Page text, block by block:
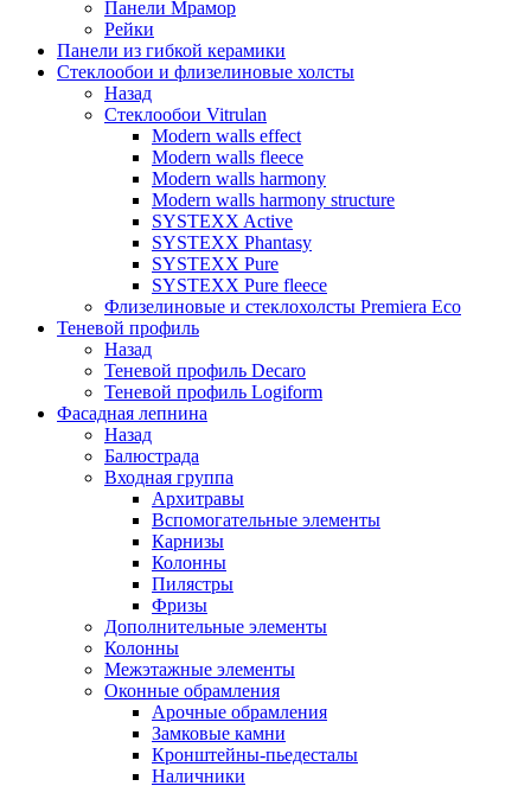
Панели Мрамор
Рейки
Панели из гибкой керамики
Стеклообои и флизелиновые холсты
Назад
Стеклообои Vitrulan
Modern walls effect
Modern walls fleece
Modern walls harmony
Modern walls harmony structure
SYSTEXX Active
SYSTEXX Phantasy
SYSTEXX Pure
SYSTEXX Pure fleece
Флизелиновые и стеклохолсты Premiera Eco
Теневой профиль
Назад
Теневой профиль Decaro
Теневой профиль Logiform
Фасадная лепнина
Назад
Балюстрада
Входная группа
Архитравы
Вспомогательные элементы
Карнизы
Колонны
Пилястры
Фризы
Дополнительные элементы
Колонны
Межэтажные элементы
Оконные обрамления
Арочные обрамления
Замковые камни
Кронштейны-пьедесталы
Наличники